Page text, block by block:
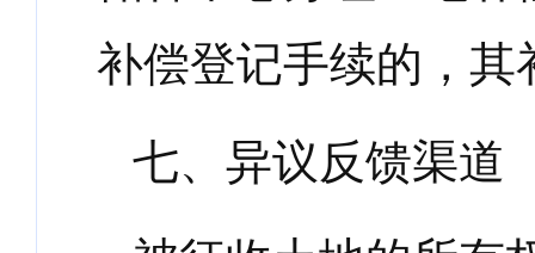
补偿登记手续的，
七、异议反馈渠道